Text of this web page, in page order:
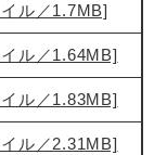
ル／1.7MB]
ル／1.64MB]
ル／1.83MB]
ル／2.31MB]